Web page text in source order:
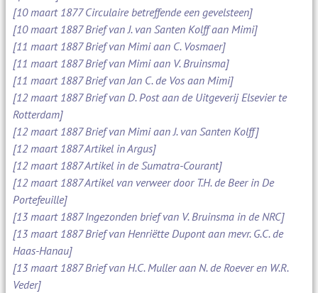
[10 maart 1877 Circulaire betreffende een gevelsteen]
[10 maart 1887 Brief van J. van Santen Kolff aan Mimi]
[11 maart 1887 Brief van Mimi aan C. Vosmaer]
[11 maart 1887 Brief van Mimi aan V. Bruinsma]
[11 maart 1887 Brief van Jan C. de Vos aan Mimi]
[12 maart 1887 Brief van D. Post aan de Uitgeverij Elsevier te
Rotterdam]
[12 maart 1887 Brief van Mimi aan J. van Santen Kolff]
[12 maart 1887 Artikel in Argus]
[12 maart 1887 Artikel in de Sumatra-Courant]
[12 maart 1887 Artikel van verweer door T.H. de Beer in De
Portefeuille]
[13 maart 1887 Ingezonden brief van V. Bruinsma in de NRC]
[13 maart 1887 Brief van Henriëtte Dupont aan mevr. G.C. de
Haas-Hanau]
[13 maart 1887 Brief van H.C. Muller aan N. de Roever en W.R.
Veder]